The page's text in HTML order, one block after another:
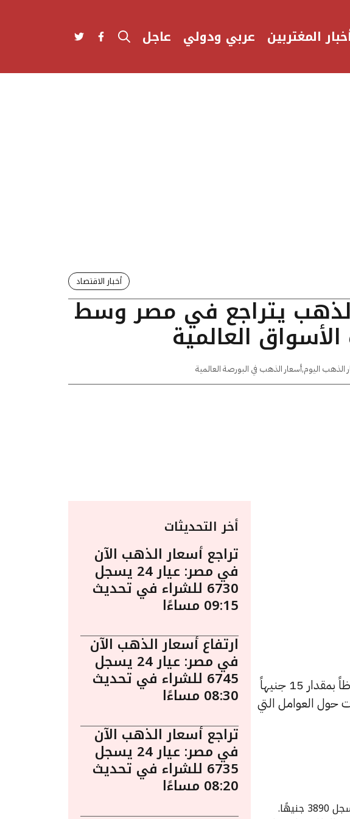
المغتربين عربي ودولي عاجل
أخبار الاقتصاد
يتراجع في مصر وسط
العالمية
الذهب اليوم,أسعار الذهب في البورصة العالمية
الذهب يتراجع… ماذا يحدث في السوق؟ اليوم سجل الذهب في مصر انخفاضاً ملحوظاً بمقدار 15 جنيهاً
حول العوامل التي
أخر التحديثات
تراجع أسعار الذهب الآن
في مصر: عيار 24 يسجل
6730 للشراء في تحديث
09:15 مساءًا
ارتفاع أسعار الذهب الآن
في مصر: عيار 24 يسجل
6745 للشراء في تحديث
08:30 مساءًا
تراجع أسعار الذهب الآن
في مصر: عيار 24 يسجل
6735 للشراء في تحديث
08:20 مساءًا